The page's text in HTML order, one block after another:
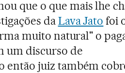
que o que mais lhe
daLava Jato foi
muito natural" o
um discurso de
então juiz também